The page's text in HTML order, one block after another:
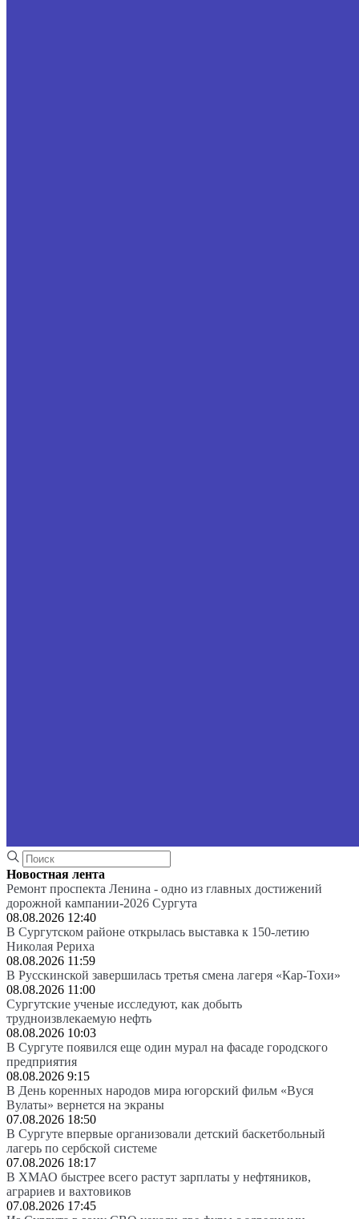
Новостная лента
Ремонт проспекта Ленина - одно из главных достижений
дорожной кампании-2026 Сургута
08.08.2026 12:40
В Сургутском районе открылась выставка к 150-летию
Николая Рериха
08.08.2026 11:59
В Русскинской завершилась третья смена лагеря «Кар-Тохи»
08.08.2026 11:00
Сургутские ученые исследуют, как добыть
трудноизвлекаемую нефть
08.08.2026 10:03
В Сургуте появился еще один мурал на фасаде городского
предприятия
08.08.2026 9:15
В День коренных народов мира югорский фильм «Вуся
Вулаты» вернется на экраны
07.08.2026 18:50
В Сургуте впервые организовали детский баскетбольный
лагерь по сербской системе
07.08.2026 18:17
В ХМАО быстрее всего растут зарплаты у нефтяников,
аграриев и вахтовиков
07.08.2026 17:45